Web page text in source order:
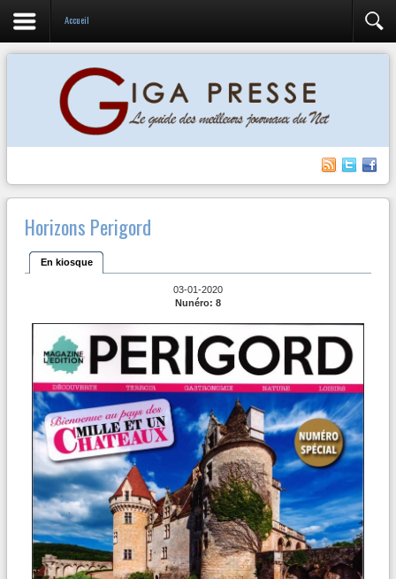
Accueil
Horizons Perigord
En kiosque
03-01-2020
Nunéro: 8